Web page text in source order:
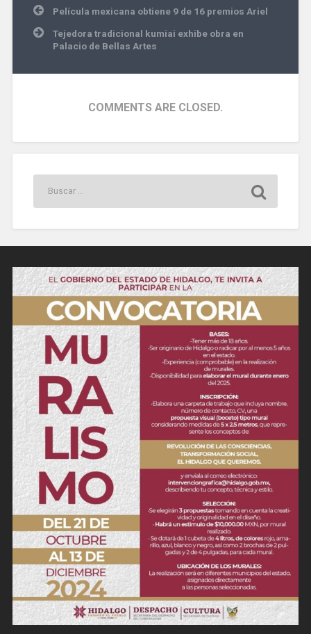
Navegación
de
entradas
Película mexicana obtiene 9 de 16 premios Ariel
Tejedora tradicional kumiai exhibe obra en
Palacio de Bellas Artes
COMMENTS ARE CLOSED.